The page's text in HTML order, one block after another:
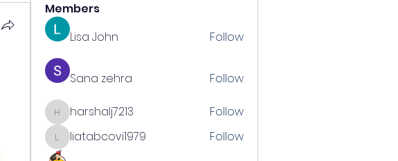
Members
Lisa John
Follow
Sana zehra Follow
harshalj7213
harshalj7213 Follow
liatabcovi1979
liatabcovi1979 Follow